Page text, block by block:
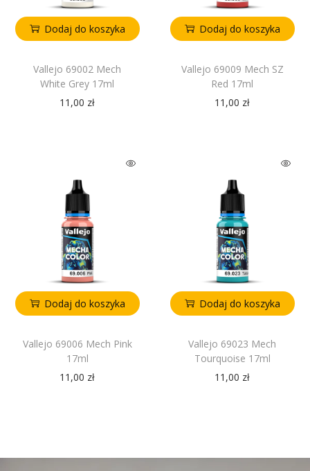
Dodaj do koszyka
Vallejo 69002 Mech
White Grey 17ml
11,00 zł
Dodaj do koszyka
Vallejo 69009 Mech SZ
Red 17ml
11,00 zł
Dodaj do koszyka
Vallejo 69006 Mech Pink
17ml
11,00 zł
Dodaj do koszyka
Vallejo 69023 Mech
Tourquoise 17ml
11,00 zł